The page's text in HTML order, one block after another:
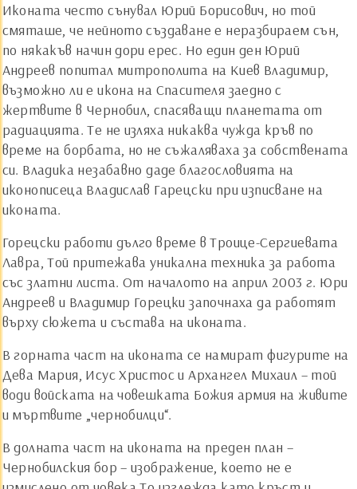
Иконата често сънувал Юрий Борисович, но той
смяташе, че нейното създаване е неразбираем сън,
по някакъв начин дори ерес. Но един ден Юрий
Андреев попитал митрополита на Киев Владимир,
възможно ли е икона на Спасителя заедно с
жертвите в Чернобил, спасяващи планетата от
радиацията. Те не изляха никаква чужда кръв по
време на борбата, но не съжаляваха за собствената
си. Владика незабавно даде благословията на
иконописеца Владислав Гарецски при изписване на
иконата.
Горецски работи дълго време в Троице-Сергиевата
Лавра, Той притежава уникална техника за работа
със златни листа. От началото на април 2003 г. Юри
Андреев и Владимир Горецки започнаха да работят
върху сюжета и състава на иконата.
В горната част на иконата се намират фигурите на
Дева Мария, Исус Христос и Архангел Михаил – той
води войската на човешката Божия армия на живите
и мъртвите „чернобилци“.
В долната част на иконата на преден план –
Чернобилския бор – изображение, което не е